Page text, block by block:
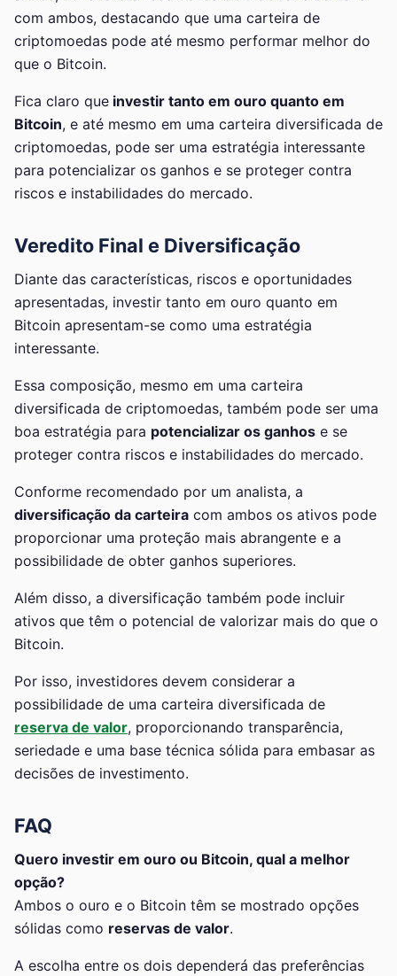
com ambos, destacando que uma carteira de
criptomoedas pode até mesmo performar melhor do
que o Bitcoin.
Fica claro que investir tanto em ouro quanto em
Bitcoin, e até mesmo em uma carteira diversificada de
criptomoedas, pode ser uma estratégia interessante
para potencializar os ganhos e se proteger contra
riscos e instabilidades do mercado.
Veredito Final e Diversificação
Diante das características, riscos e oportunidades
apresentadas, investir tanto em ouro quanto em
Bitcoin apresentam-se como uma estratégia
interessante.
Essa composição, mesmo em uma carteira
diversificada de criptomoedas, também pode ser uma
boa estratégia para potencializar os ganhos e se
proteger contra riscos e instabilidades do mercado.
Conforme recomendado por um analista, a
diversificação da carteira com ambos os ativos pode
proporcionar uma proteção mais abrangente e a
possibilidade de obter ganhos superiores.
Além disso, a diversificação também pode incluir
ativos que têm o potencial de valorizar mais do que o
Bitcoin.
Por isso, investidores devem considerar a
possibilidade de uma carteira diversificada de
reserva de valor, proporcionando transparência,
seriedade e uma base técnica sólida para embasar as
decisões de investimento.
FAQ
Quero investir em ouro ou Bitcoin, qual a melhor
opção?
Ambos o ouro e o Bitcoin têm se mostrado opções
sólidas como reservas de valor.
A escolha entre os dois dependerá das preferências